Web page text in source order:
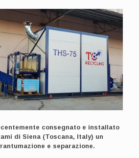
consegnato e installato
di Siena (Toscana, Italy) un
e separazione.